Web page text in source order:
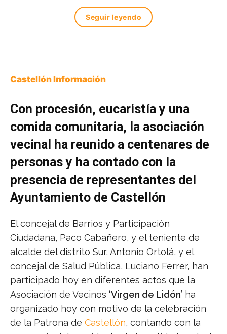
Seguir leyendo
Castellón Información
Con procesión, eucaristía y una
comida comunitaria, la asociación
vecinal ha reunido a centenares de
personas y ha contado con la
presencia de representantes del
Ayuntamiento de Castellón
El concejal de Barrios y Participación
Ciudadana, Paco Cabañero, y el teniente de
alcalde del distrito Sur, Antonio Ortolá, y el
concejal de Salud Pública, Luciano Ferrer, han
participado hoy en diferentes actos que la
Asociación de Vecinos ‘Virgen de Lidón’ ha
organizado hoy con motivo de la celebración
de la Patrona de Castellón, contando con la